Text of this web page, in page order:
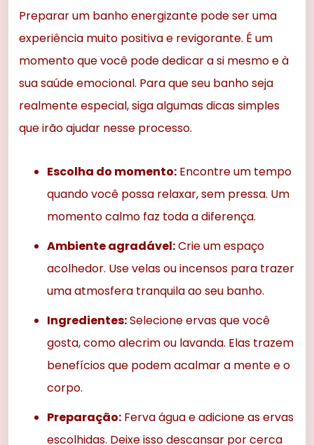
Preparar um banho energizante pode ser uma
experiência muito positiva e revigorante. É um
momento que você pode dedicar a si mesmo e à
sua saúde emocional. Para que seu banho seja
realmente especial, siga algumas dicas simples
que irão ajudar nesse processo.
Escolha do momento: Encontre um tempo
quando você possa relaxar, sem pressa. Um
momento calmo faz toda a diferença.
Ambiente agradável:Crie um espaço
acolhedor. Use velas ou incensos para trazer
uma atmosfera tranquila ao seu banho.
Ingredientes:Selecione ervas que você
gosta, como alecrim ou lavanda. Elas trazem
benefícios que podem acalmar a mente e o
corpo.
Preparação: Ferva água e adicione as ervas
escolhidas. Deixe isso descansar por cerca